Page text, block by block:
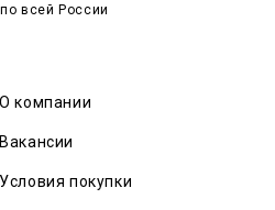
всей России
О компании
Вакансии
Условия покупки